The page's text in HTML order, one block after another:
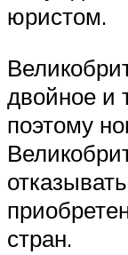
юристом.
двойное и
поэтому
стран.